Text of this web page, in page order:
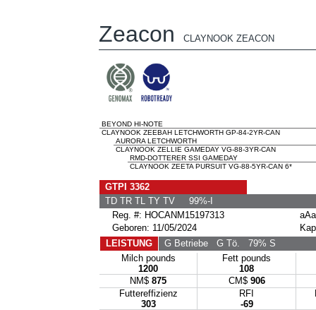
Zeacon CLAYNOOK ZEACON
BEYOND HI-NOTE
CLAYNOOK ZEEBAH LETCHWORTH GP-84-2YR-CAN
AURORA LETCHWORTH
CLAYNOOK ZELLIE GAMEDAY VG-88-3YR-CAN
RMD-DOTTERER SSI GAMEDAY
CLAYNOOK ZEETA PURSUIT VG-88-5YR-CAN 6*
GTPI 3362
TD TR TL TY TV 99%-I
Reg. #: HOCANM15197313
Geboren: 11/05/2024
LEISTUNG
G Betriebe G Tö. 79% S
Milch pounds
1200
Fett pounds
108
NM$ 875 CM$ 906
Futtereffizienz
303
RFI
-69